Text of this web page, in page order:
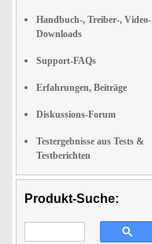
Handbuch-, Treiber-, Video-
Downloads
Support-FAQs
Erfahrungen, Beiträge
Diskussions-Forum
Testergebnisse aus Tests &
Testberichten
Produkt-Suche: